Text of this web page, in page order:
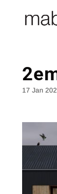
17 Jan